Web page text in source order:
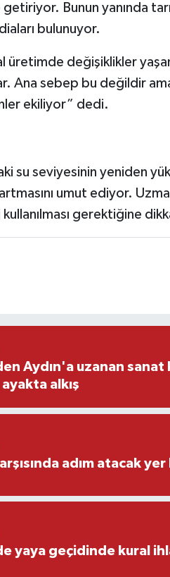
Bunun yanında
bulunuyor.
üretimde değişiklikler
Ana sebep bu değildir
ekiliyor” dedi.
su seviyesinin yeniden
umut ediyor.
kullanılması gerektiğine
Aydın'a uzanan
alkış
adım atacak yer
yaya geçidinde kural